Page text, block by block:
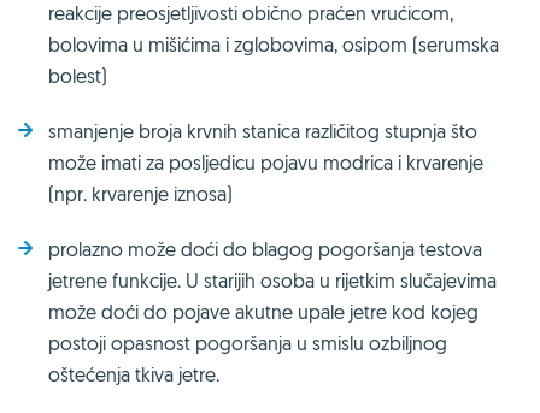
reakcije preosjetljivosti obično praćen vrućicom,
bolovima u mišićima i zglobovima, osipom (serumska
bolest)
smanjenje broja krvnih stanica različitog stupnja što
može imati za posljedicu pojavu modrica i krvarenje
(npr. krvarenje iznosa)
prolazno može doći do blagog pogoršanja testova
jetrene funkcije. U starijih osoba u rijetkim slučajevima
može doći do pojave akutne upale jetre kod kojeg
postoji opasnost pogoršanja u smislu ozbiljnog
oštećenja tkiva jetre.